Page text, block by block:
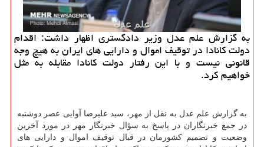
به گزارش علم عدل وزیر دادگستری اظهار داشت: اقدام
دولت كانادا در توقیف اموال و دارایی های ایران به هیچ وجه
قانونی نیست و با این رفتار دولت كانادا مقابله به مثل
خواهیم كرد.
به گزارش علم عدل به نقل از مهر، سید علیرضا آوایی عصر دوشنبه
در جمع خبرنگاران در پاسخ به سؤال خبرنگار مهر در مورد آخرین
وضعیت و تصمیم كشورمان در قبال توقیف اموال و دارایی های